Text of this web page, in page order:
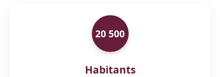
20 500
Habitants